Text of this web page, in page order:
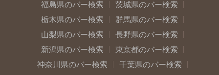
福島県のバー検索
茨城県のバー検索
栃木県のバー検索
群馬県のバー検索
山梨県のバー検索
長野県のバー検索
新潟県のバー検索
東京都のバー検索
神奈川県のバー検索
千葉県のバー検索